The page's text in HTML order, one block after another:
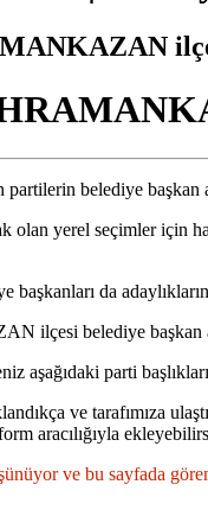
belediye başkan
olan yerel seçimler için
başkanları da
belediye başkan
aşağıdaki parti
ve tarafımıza
aracılığıyla
ve bu sayfada